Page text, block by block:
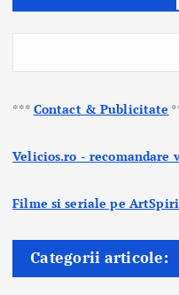
*** Contact & Publicitate
Velicios.ro - recomandare
Filme si seriale pe
Categorii articole: